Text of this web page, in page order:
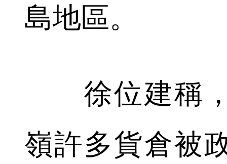
島地區。
徐位建稱，
嶺許多貨倉被